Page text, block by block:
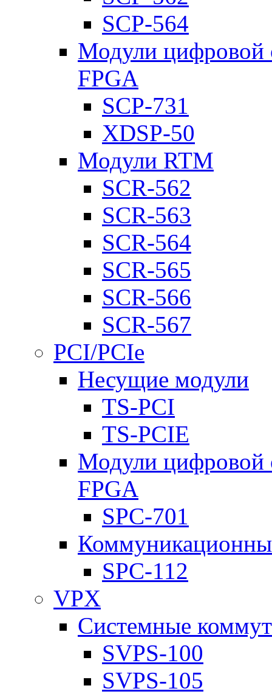
SCP-564
Модули цифровой
FPGA
SCP-731
XDSP-50
Модули RTM
SCR-562
SCR-563
SCR-564
SCR-565
SCR-566
SCR-567
PCI/PCIe
Несущие модули
TS-PCI
TS-PCIE
Модули цифровой
FPGA
SPC-701
SPC-112
VPX
Системные
SVPS-100
SVPS-105